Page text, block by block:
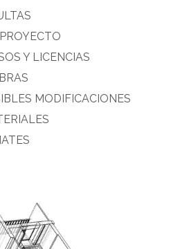
Y LICENCIAS
MODIFICACIONES